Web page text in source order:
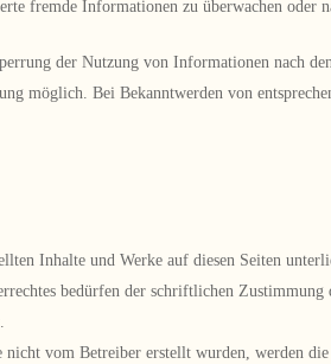
fremde Informationen zu überwachen oder
der Nutzung von Informationen nach
möglich. Bei Bekanntwerden von
Inhalte und Werke auf diesen Seiten
bedürfen der schriftlichen
vom Betreiber erstellt wurden, werden